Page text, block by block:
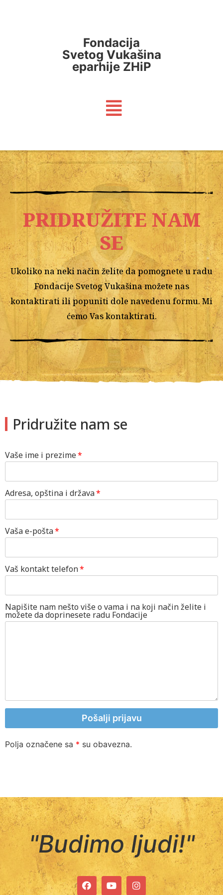
Fondacija
Svetog Vukašina
eparhije ZHiP
PRIDRUŽITE NAM
SE
Ukoliko na neki način želite da pomognete u radu
Fondacije Svetog Vukašina možete nas
kontaktirati ili popuniti dole navedenu formu. Mi
ćemo Vas kontaktirati.
Pridružite nam se
Vaše ime i prezime
Adresa, opština i država
Vaša e-pošta
Vaš kontakt telefon
Napišite nam nešto više o vama i na koji način želite i
možete da doprinesete radu Fondacije
Pošalji prijavu
Polja označene sa * su obavezna.
"Budimo ljudi!"